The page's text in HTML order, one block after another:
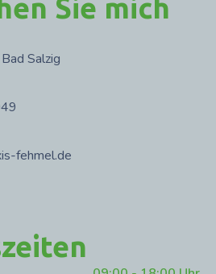
Sie mich
Salzig
fehmel.de